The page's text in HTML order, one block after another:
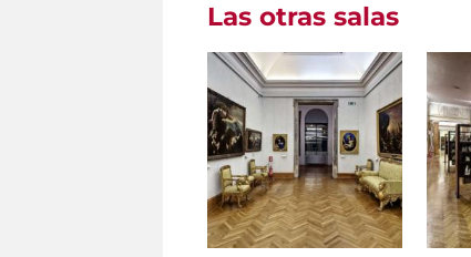
Las otras salas